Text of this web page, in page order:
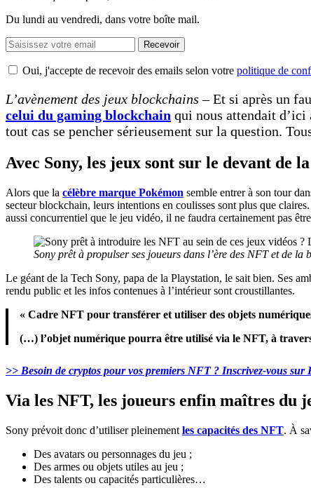
Du lundi au vendredi, dans votre boîte mail.
Recevoir
Oui, j'accepte de recevoir des emails selon votre politique de
L’avènement des jeux blockchains –Et si après un
celui du gaming blockchain qui nous attendait d’ici
tout cas se pencher sérieusement sur la question.
Avec Sony, les jeux sont sur le devant de
Alors que la célèbre marque Pokémon semble entrer à son tour
secteur blockchain, leurs intentions en coulisses sont plus que
aussi concurrentiel que le jeu vidéo, il ne faudra certainement pas
Sony prêt à propulser ses joueurs dans l’ère des NFT et de la
Le géant de la Tech Sony, papa de la Playstation, le sait bien. Ses
rendu public et les infos contenues à l’intérieur sont croustillantes.
« Cadre NFT pour transférer et utiliser des objets
(…) l’objet numérique pourra être utilisé via le NFT, à
>> Besoin de cryptos pour vos premiers NFT ? Inscrivez-vous
Via les NFT, les joueurs enfin maîtres du
Sony prévoit donc d’utiliser pleinement les capacités des NFT. À
Des avatars ou personnages du jeu ;
Des armes ou objets utiles au jeu ;
Des talents ou capacités particulières…